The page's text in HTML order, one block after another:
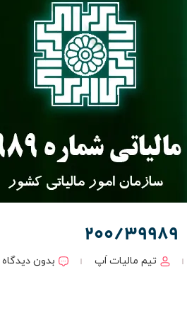
200/39989
تیم مالیات اَپ بدون دیدگاه